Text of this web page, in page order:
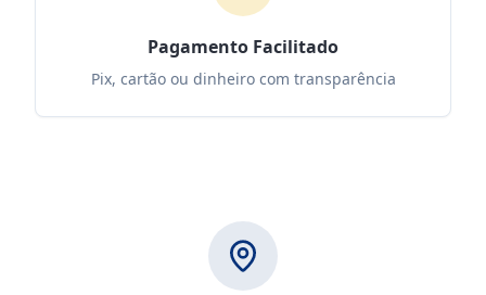
Pagamento Facilitado
Pix, cartão ou dinheiro com transparência